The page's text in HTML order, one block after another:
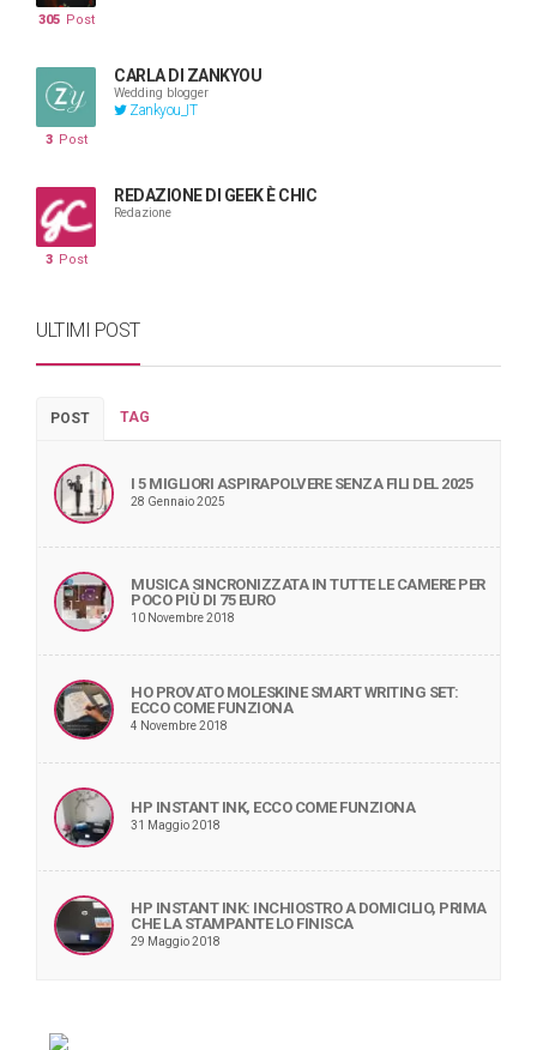
305 Post
CARLA DI ZANKYOU
Wedding blogger
Zankyou_IT
3 Post
REDAZIONE DI GEEK È CHIC
Redazione
3 Post
ULTIMI POST
POST TAG
I 5 MIGLIORI ASPIRAPOLVERE SENZA FILI DEL 2025
28 Gennaio 2025
MUSICA SINCRONIZZATA IN TUTTE LE CAMERE PER
POCO PIÙ DI 75 EURO
10 Novembre 2018
HO PROVATO MOLESKINE SMART WRITING SET:
ECCO COME FUNZIONA
4 Novembre 2018
HP INSTANT INK, ECCO COME FUNZIONA
31 Maggio 2018
HP INSTANT INK: INCHIOSTRO A DOMICILIO, PRIMA
CHE LA STAMPANTE LO FINISCA
29 Maggio 2018